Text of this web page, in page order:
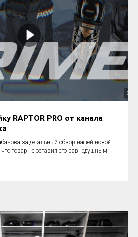
RAPTOR PRO от канала
за детальный обзор нашей новой
товар не оставил его равнодушным.